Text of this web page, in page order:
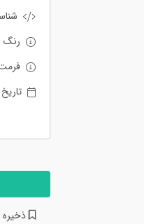
رنگ
ذخیره